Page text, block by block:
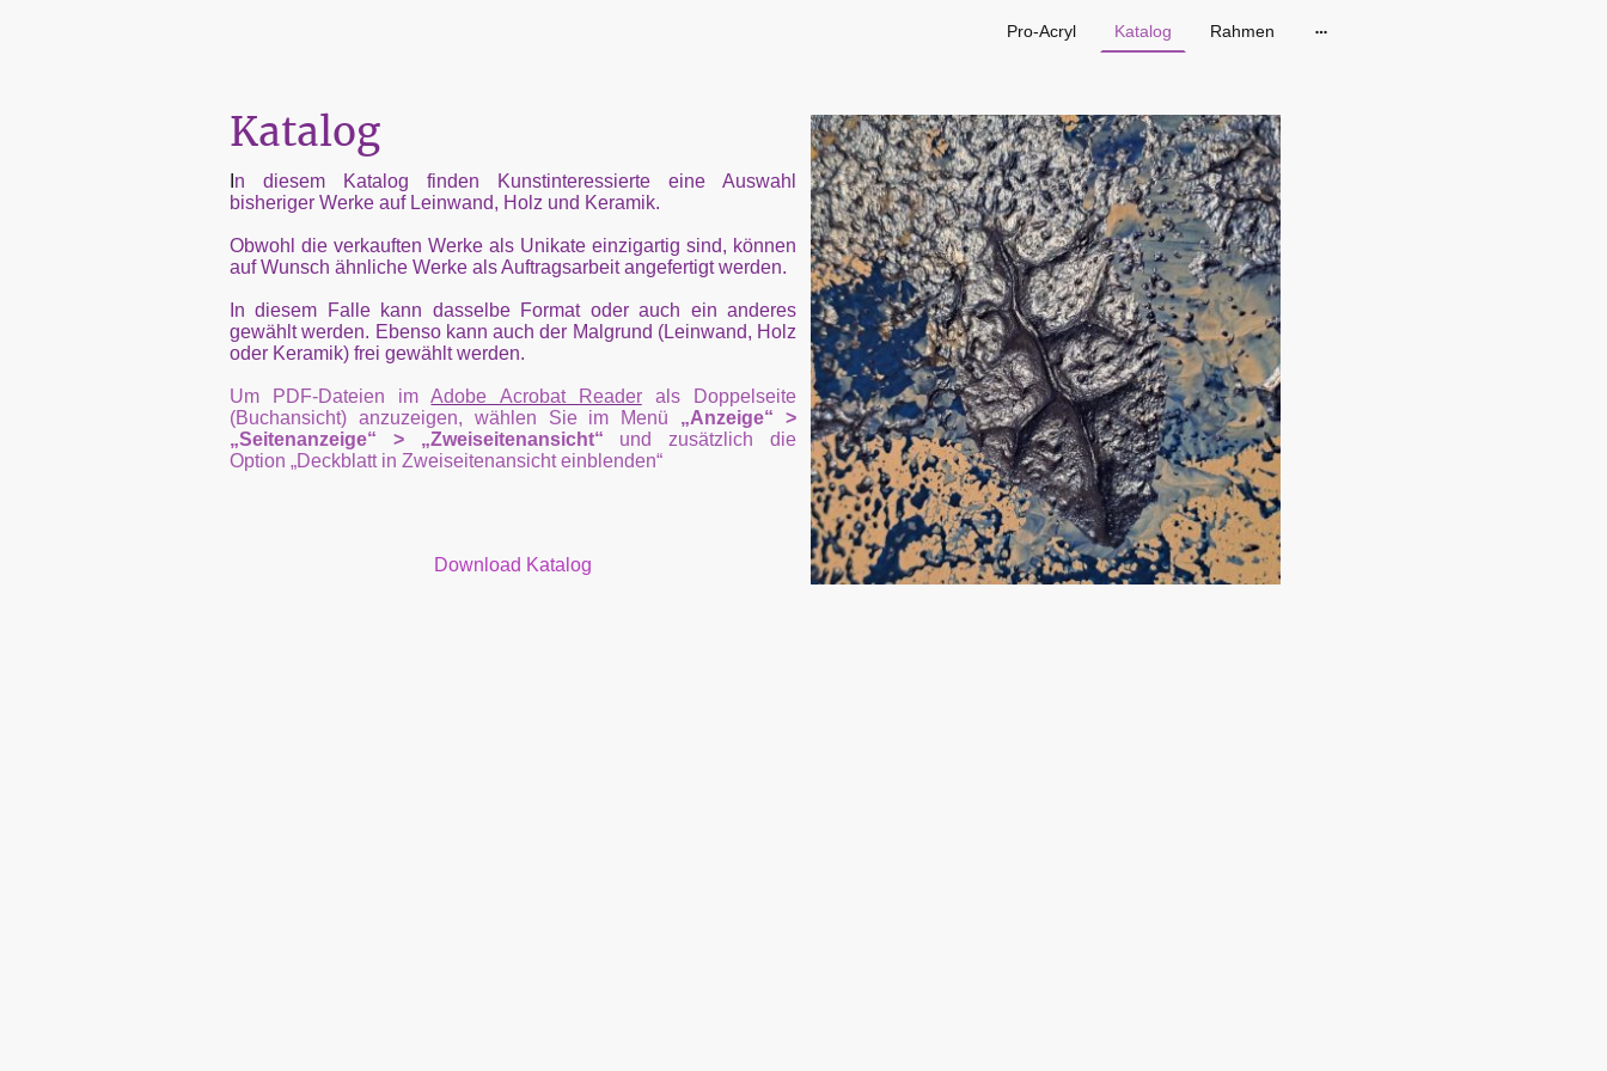
Pro-Acryl Katalog Rahmen
Katalog
n diesem Katalog finden Kunstinteressierte eine Auswahl
bisheriger Werke auf Leinwand, Holz und Keramik.
Obwohl die ver­kauften Werke als Unikate einzigartig sind, können
auf Wunsch ähnliche Werke als Auftrags­arbeit angefer­tigt werden.
In diesem Falle kann dasselbe Format oder auch ein anderes
ge­wählt werden. Ebenso kann auch der Malgrund (Leinwand, Holz
oder Keramik) frei gewählt werden.
Um PDF-Dateien imAdobe Acrobat Readerals Doppelseite
(Buchansicht) anzuzeigen, wählen Sie im Menü „Anzeige“ >
„Seitenanzeige“ > „Zweiseitenansicht“ und zusätzlich die
Option „Deckblatt in Zweiseitenansicht einblenden“
Download Katalog